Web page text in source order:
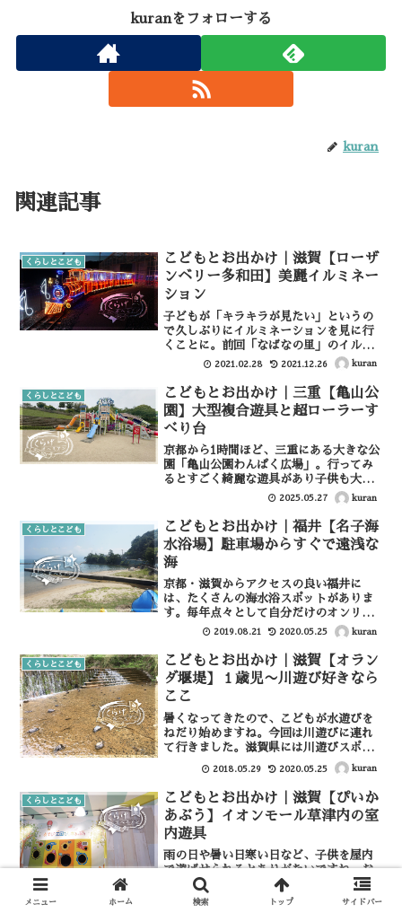
kuranをフォローする
kuran
関連記事
くらしとこども
こどもとお出かけ｜滋賀【ローザ
ンベリー多和田】美麗イルミネー
ション
子どもが「キラキラが見たい」というの
で久しぶりにイルミネーションを見に行
くことに。前回「なばなの里」のイルミ
ネーションへは行きましたが１歳児だっ
めて関西でイルミネーションを探してい
ると「ローザンイルミ20...
2021.02.28 2021.12.26 kuran
くらしとこども
こどもとお出かけ｜三重【亀山公
園】大型複合遊具と超ローラーす
べり台
京都から1時間ほど、三重にある大きな公
園「亀山公園わんぱく広場」。行ってみ
るとすごく綺麗な遊具があり子供も大満
足すぎて帰る時かなりゴネるほどの施設
場について亀山公園わんぱく広場は、亀
山市にある大きな公園の...
2025.05.27 kuran
くらしとこども
こどもとお出かけ｜福井【名子海
水浴場】駐車場からすぐで遠浅な
海
京都・滋賀からアクセスの良い福井に
は、たくさんの海水浴スポットがありま
す。毎年点々として自分だけのオンリー
ワンな海水浴を探しているのですが、今
行ってきました。名子海水浴場（なごか
いすいよくじょう）について...
2019.08.21 2020.05.25 kuran
くらしとこども
こどもとお出かけ｜滋賀【オラン
ダ堰堤】１歳児〜川遊び好きなら
ここ
暑くなってきたので、こどもが水遊びを
ねだり始めますね。今回は川遊びに連れ
て行きました。滋賀県には川遊びスポッ
トがたくさんありますが今回の記事で
は、「オランダ堰堤」について書いてい
こうと思います。オランダ堰堤は、草津
川の上流にある堰堤で大津市...
2018.05.29 2020.05.25 kuran
くらしとこども
こどもとお出かけ｜滋賀【ぴいか
あぶう】イオンモール草津内の室
内遊具
雨の日や暑い日寒い日など、子供を屋内
で遊ばせられるとありがたいですね。お
金はかかりますが、イオンモール草津に
ある「ぴいかあぶう」は、フードコート
2022.08.16 kuran
メニュー ホーム 検索 トップ サイドバー